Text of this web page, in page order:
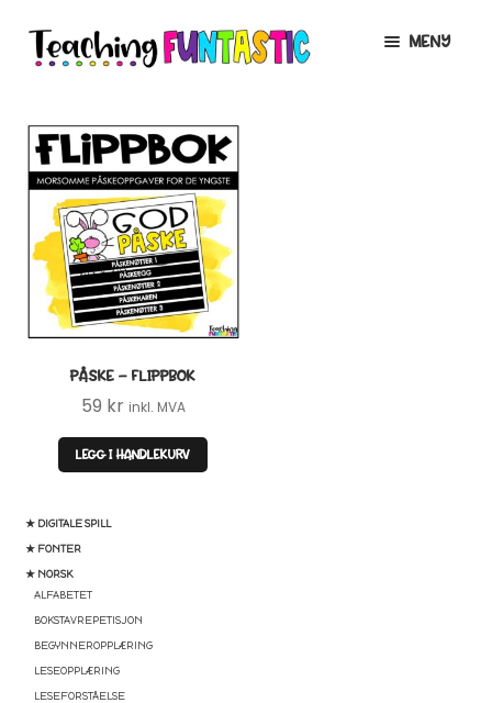
Hopp
til
Hopp
til
MENY
MIN KONTO
GRATIS
BUTIKK
LISENSER
TIPSHJØRNET
KURS
★ DIGITALE SPILL
★ FONTER
★ NORSK
ALFABETET
BOKSTAVREPETISJON
BEGYNNEROPPLÆRING
LESEOPPLÆRING
LESEFORSTÅELSE
PÅSKE – FLIPPBOK
59 kr inkl. MVA
LEGG I HANDLEKURV